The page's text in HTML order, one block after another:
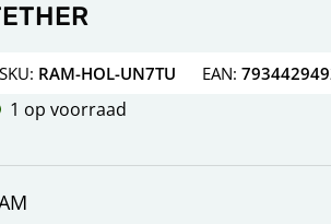
SKU: RAM-HOL-UN7TU EAN:
1 op voorraad